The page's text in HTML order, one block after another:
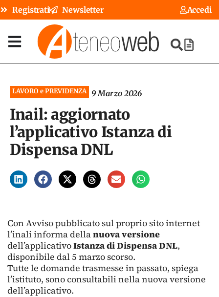
Registrati Newsletter Accedi
LAVORO e PREVIDENZA 9 Marzo 2026
Inail: aggiornato
l’applicativo Istanza di
Dispensa DNL
Con Avviso pubblicato sul proprio sito internet
l’inali informa dellanuova versione
dell’applicativoIstanza di Dispensa DNL,
disponibile dal 5 marzo scorso.
Tutte le domande trasmesse in passato, spiega
l’istituto, sono consultabili nella nuova versione
dell’applicativo.